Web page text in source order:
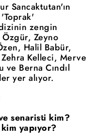
Sancaktutan'ın
zengin
Zeyno
Halil Babür,
Kelleci, Merve
ve Berna Cındıl
yer alıyor.
senaristi kim?
yapıyor?